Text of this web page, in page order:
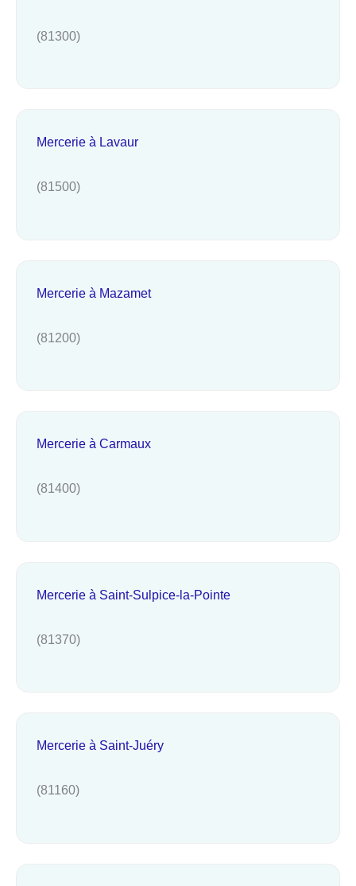
(81300)
Mercerie à Lavaur
(81500)
Mercerie à Mazamet
(81200)
Mercerie à Carmaux
(81400)
Mercerie à Saint-Sulpice-la-Pointe
(81370)
Mercerie à Saint-Juéry
(81160)